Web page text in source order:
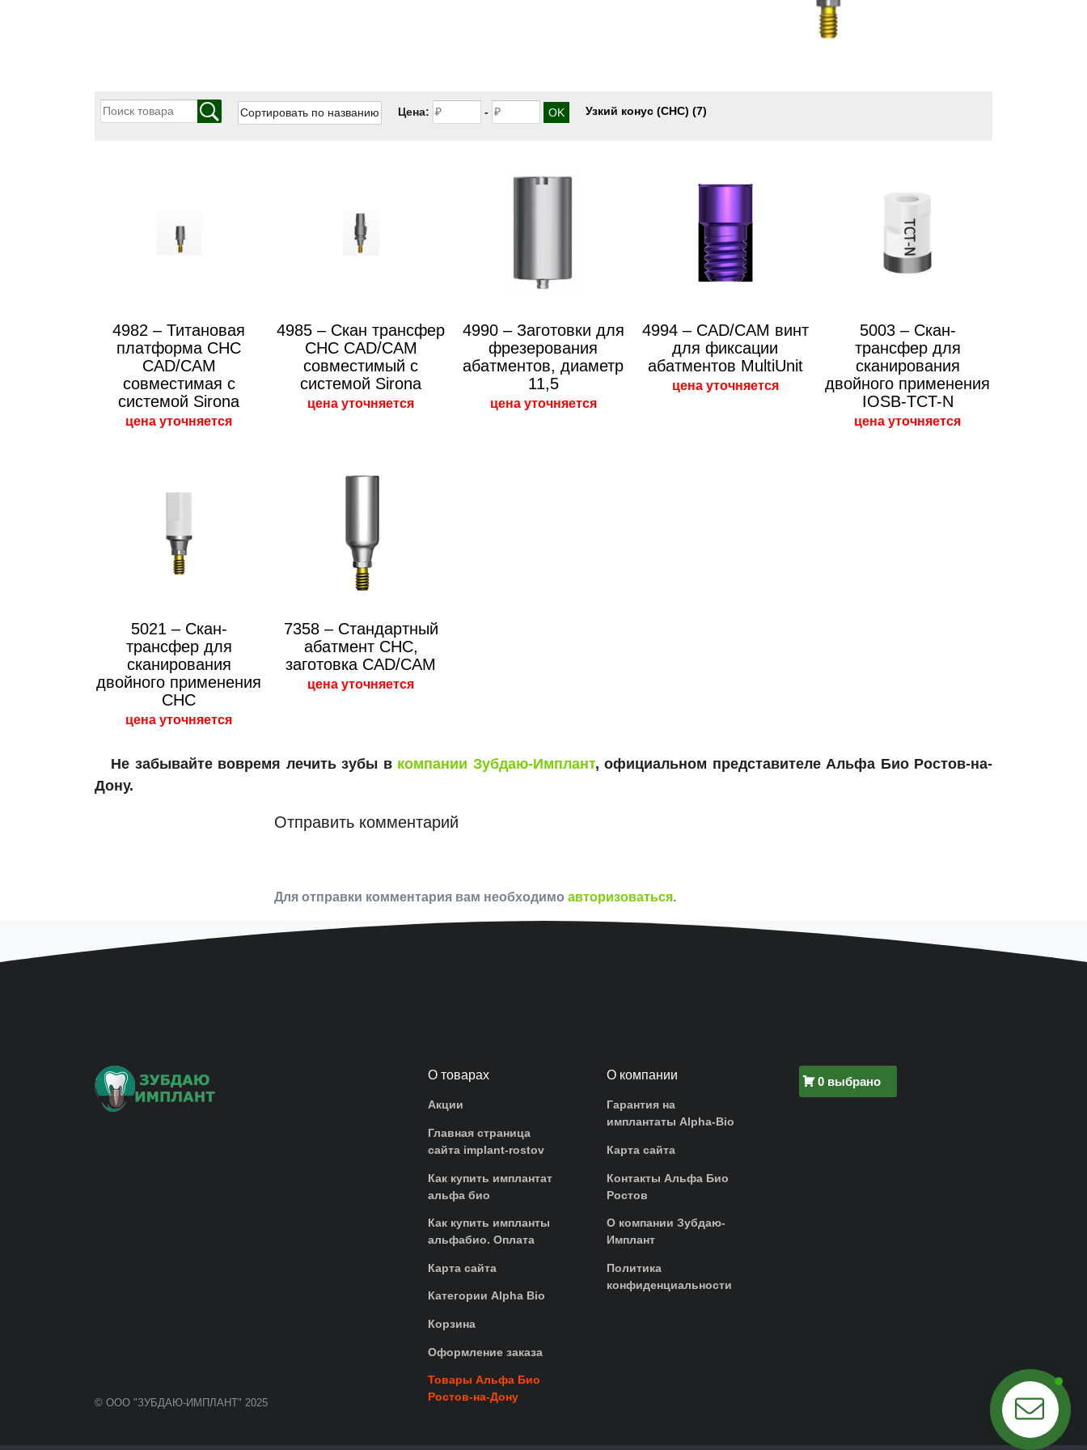
Цена: - Узкий конус (CHС) (7)
4982 – Титановая
платформа CHC
CAD/CAM
совместимая с
системой Sirona
цена уточняется
4985 – Скан трансфер
CHC CAD/CAM
совместимый с
системой Sirona
цена уточняется
4990 – Заготовки для
фрезерования
абатментов, диаметр
11,5
цена уточняется
4994 – CAD/CAM винт
для фиксации
абатментов MultiUnit
цена уточняется
5003 – Cкан-
трансфер для
сканирования
двойного применения
IOSB-TCT-N
цена уточняется
5021 – Cкан-
трансфер для
сканирования
двойного применения
CHC
цена уточняется
7358 – Стандартный
абатмент CHC,
заготовка CAD/CAM
цена уточняется
Не забывайте вовремя лечить зубы в компании Зубдаю-Имплант, официальном представителе Альфа Био Ростов-на-
Дону.
Отправить комментарий
Для отправки комментария вам необходимо авторизоваться.
© ООО "ЗУБДАЮ-ИМПЛАНТ" 2025
О товарах
Акции
Главная страница
сайта implant-rostov
Как купить имплантат
альфа био
Как купить импланты
альфабио. Оплата
Карта сайта
Категории Alpha Bio
Корзина
Оформление заказа
Товары Альфа Био
Ростов-на-Дону
О компании
Гарантия на
имплантаты Alpha-Bio
Карта сайта
Контакты Альфа Био
Ростов
О компании Зубдаю-
Имплант
Политика
конфиденциальности
0 выбрано
Побеседуем?